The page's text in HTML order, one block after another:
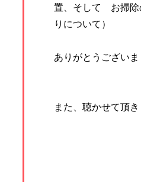
置、そして お掃除
りについて）
ありがとうございま
また、聴かせて頂き